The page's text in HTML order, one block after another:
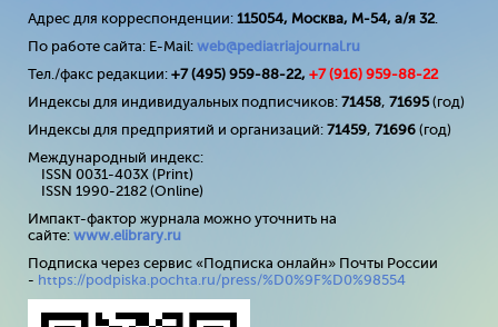
Адрес для корреспонденции: 115054, Москва, М-54, а/я 32.
По работе сайта: E-Mail: web@pediatriajournal.ru
Тел./факс редакции: +7 (495) 959-88-22, +7 (916) 959-88-22
Индексы для индивидуальных подписчиков: 71458, 71695(год)
Индексы для предприятий и организаций: 71459, 71696 (год)
Международный индекс:
ISSN 0031-403X (Print)
ISSN 1990-2182 (Online)
Импакт-фактор журнала можно уточнить на
сайте: www.elibrary.ru
Подписка через сервис «Подписка онлайн» Почты России
- https://podpiska.pochta.ru/press/%D0%9F%D0%98554